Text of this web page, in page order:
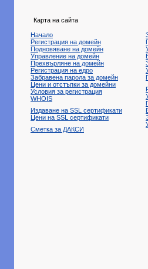
Карта на сайта
Начало
Регистрация на домейн
Подновяване на домейн
Управление на домейн
Прехвърляне на домейн
Регистрация на едро
Забравена парола за домейн
Цени и отстъпки за домейни
Условия за регистрация
WHOIS
Издаване на SSL сертификати
Цени на SSL сертификати
Сметка за ДАКСИ